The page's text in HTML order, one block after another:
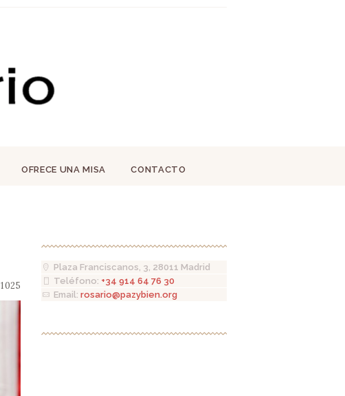
OFRECE UNA MISA CONTACTO
1025
Plaza Franciscanos, 3, 28011 Madrid
Teléfono: +34 914 64 76 30
Email:rosario@pazybien.org